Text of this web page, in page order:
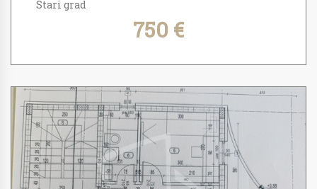
Stari grad
750 €